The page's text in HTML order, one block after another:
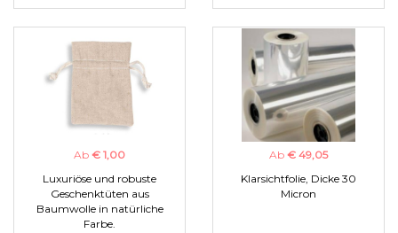
Ab € 1,00
Luxuriöse und robuste
Geschenktüten aus
Baumwolle in natürliche
Farbe.
Ab € 49,05
Klarsichtfolie, Dicke 30
Micron